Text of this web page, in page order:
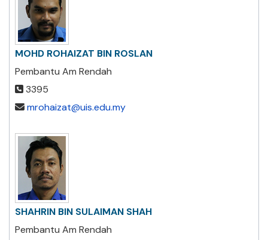
MOHD ROHAIZAT BIN ROSLAN
Pembantu Am Rendah
3395
mrohaizat@uis.edu.my
SHAHRIN BIN SULAIMAN SHAH
Pembantu Am Rendah